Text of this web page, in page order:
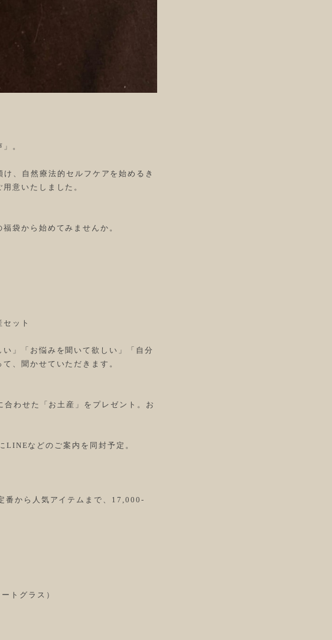
。
、自然療法的セルフケアを始めるき
意いたしました。
袋から始めてみませんか。
ット
」「お悩みを聞いて欲しい」「自分
、聞かせていただきます。
わせた「お土産」をプレゼント。お
LINEなどのご案内を同封予定。
番から人気アイテムまで、17,000-
トグラス）